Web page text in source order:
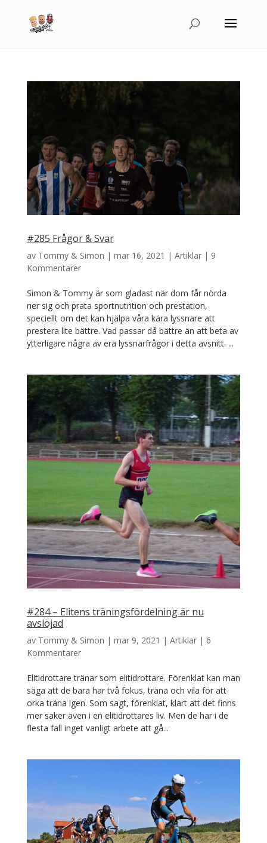
#285 Frågor & Svar
av Tommy & Simon | mar 16, 2021 | Artiklar| 9
Kommentarer
Simon & Tommy är som gladast när dom får nörda
ner sig och prata sportnutrition och prestation,
speciellt om det kan hjälpa våra kära lyssnare att
prestera lite bättre. Vad passar då bättre än att beta av
ytterligare några av era lyssnarfrågor i detta avsnitt. ...
#284 – Elitens träningsfördelning är nu
avslöjad
av Tommy & Simon | mar 9, 2021 | Artiklar| 6
Kommentarer
Elitidrottare tränar som elitidrottare. Förenklat kan man
säga att de bara har två fokus, träna och vila för att
orka träna igen. Som sagt, förenklat, klart att det finns
mer saker även i en elitidrottares liv. Men de har i de
flesta fall inget vanligt arbete att gå...